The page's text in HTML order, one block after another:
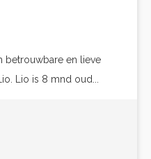
betrouwbare en lieve
Lio is 8 mnd oud...